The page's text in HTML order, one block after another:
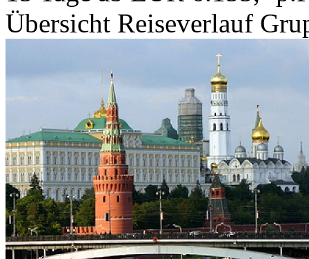
Übersicht Reiseverlauf